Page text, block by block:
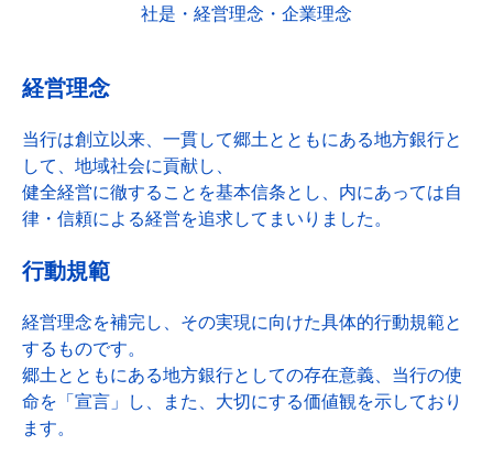
社是・経営理念・企業理念
経営理念
当行は創立以来、一貫して郷土とともにある地方銀行と
して、地域社会に貢献し、
健全経営に徹することを基本信条とし、内にあっては自
律・信頼による経営を追求してまいりました。
行動規範
経営理念を補完し、その実現に向けた具体的行動規範と
するものです。
郷土とともにある地方銀行としての存在意義、当行の使
命を「宣言」し、また、大切にする価値観を示しており
ます。